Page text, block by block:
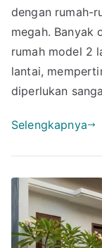
dengan rumah-
megah. Banyak
rumah model 2
lantai,
diperlukan
Selengkapnya